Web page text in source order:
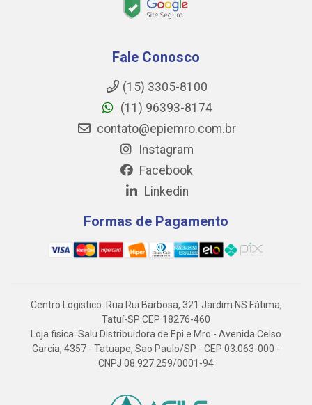
Fale Conosco
(15) 3305-8100
(11) 96393-8174
contato@epiemro.com.br
Instagram
Facebook
Linkedin
Formas de Pagamento
Centro Logistico: Rua Rui Barbosa, 321 Jardim NS Fátima,
Tatuí-SP CEP 18276-460
Loja fisica: Salu Distribuidora de Epi e Mro - Avenida Celso
Garcia, 4357 - Tatuape, Sao Paulo/SP - CEP 03.063-000 -
CNPJ 08.927.259/0001-94